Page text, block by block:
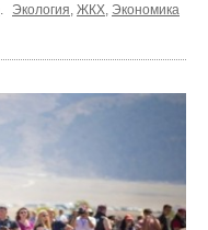
Экология ЖКХ Экономика